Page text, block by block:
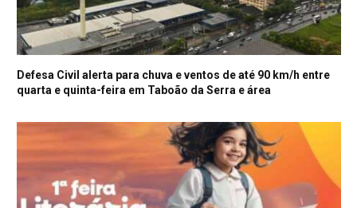
Defesa Civil alerta para chuva e ventos de até 90 km/h entre
quarta e quinta-feira em Taboão da Serra e área